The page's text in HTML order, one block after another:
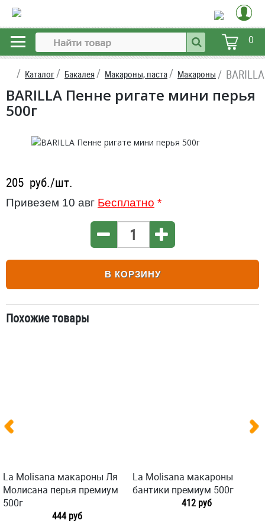
0
Каталог Бакалея Макароны, паста Макароны
BARILLA Пенне ригате мини перья
500г
205 руб./шт.
Привезем 10 авг Бесплатно *
В КОРЗИНУ
Похожие товары
La Molisana макароны Ля
Молисана перья премиум
500г
444 руб
La Molisana макароны
бантики премиум 500г
412 руб